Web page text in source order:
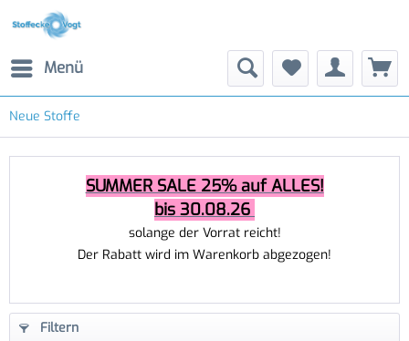
Menü
Neue Stoffe
SUMMER SALE 25% auf ALLES!
bis 30.08.26
solange der Vorrat reicht!
Der Rabatt wird im Warenkorb abgezogen!
Filtern